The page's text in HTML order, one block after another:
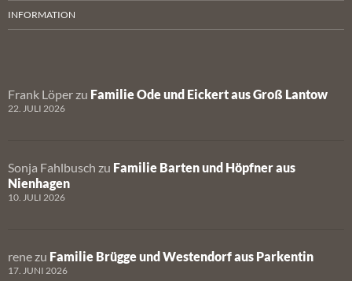
INFORMATION
Frank Löper zu Familie Ode und Eickert aus Groß Lantow
22. JULI 2026
Sonja Fahlbusch zu Familie Barten und Höpfner aus
Nienhagen
10. JULI 2026
rene zu Familie Brügge und Westendorf aus Parkentin
17. JUNI 2026